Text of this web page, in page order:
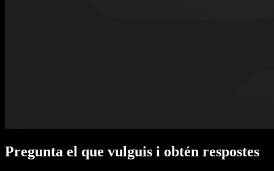
Pregunta el que vulguis i obtén respostes